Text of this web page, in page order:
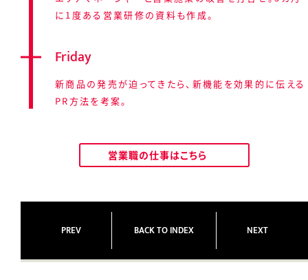
に1度ある営業研修の資料も作成。
Friday
新商品の発売が迫ってきたら、新機能を効果的に伝える
PR方法を考案。
営業職の仕事はこちら
PREV BACK TO INDEX NEXT